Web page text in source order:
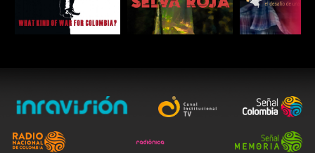
ESCUCHAR ESCUCHAR